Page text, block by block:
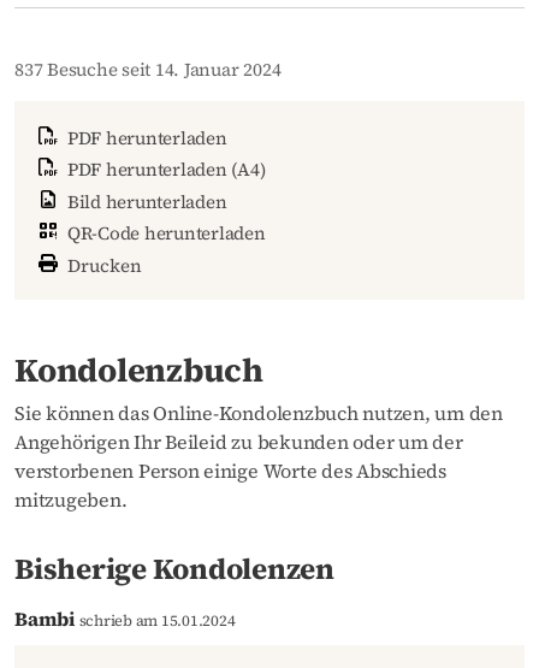
837 Besuche seit 14. Januar 2024
PDF herunterladen
PDF herunterladen (A4)
Bild herunterladen
QR-Code herunterladen
Drucken
Kondolenzbuch
Sie können das Online-Kondolenzbuch nutzen, um den
Angehörigen Ihr Beileid zu bekunden oder um der
verstorbenen Person einige Worte des Abschieds
mitzugeben.
Bisherige Kondolenzen
Bambi schrieb am 15.01.2024